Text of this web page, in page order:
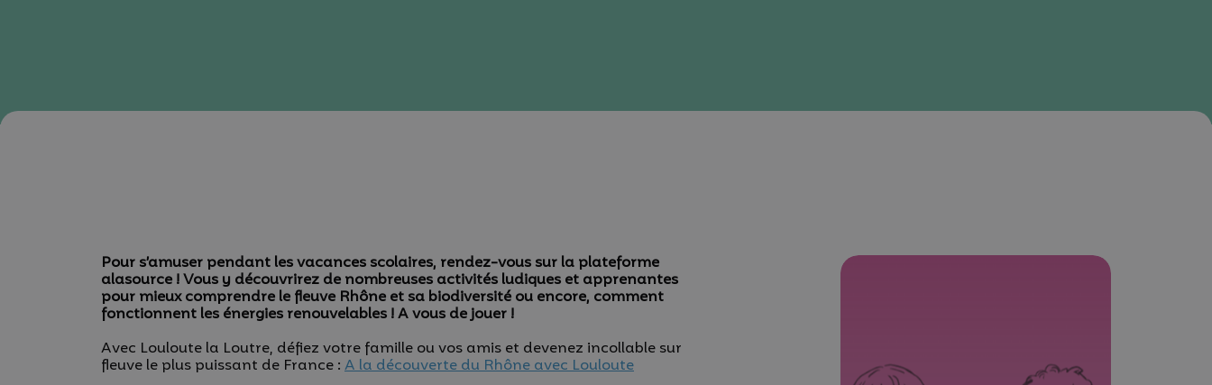
Pour s’amuser pendant les vacances scolaires, rendez-vous sur la plateforme
alasource ! Vous y découvrirez de nombreuses activités ludiques et apprenantes
pour mieux comprendre le fleuve Rhône et sa biodiversité ou encore, comment
fonctionnent les énergies renouvelables ! A vous de jouer !
Avec Louloute la Loutre, défiez votre famille ou vos amis et devenez incollable sur
fleuve le plus puissant de France : A la découverte du Rhône avec Louloute